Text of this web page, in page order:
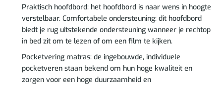
Praktisch hoofdbord: het hoofdbord is naar wens in hoogte
verstelbaar. Comfortabele ondersteuning: dit hoofdbord
biedt je rug uitstekende ondersteuning wanneer je rechtop
in bed zit om te lezen of om een film te kijken.
Pocketvering matras: de ingebouwde, individuele
pocketveren staan bekend om hun hoge kwaliteit en
zorgen voor een hoge duurzaamheid en